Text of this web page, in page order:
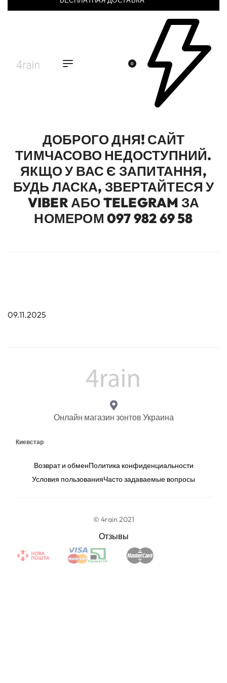
0
ДОБРОГО ДНЯ! САЙТ
ТИМЧАСОВО НЕДОСТУПНИЙ.
ЯКЩО У ВАС Є ЗАПИТАННЯ,
БУДЬ ЛАСКА, ЗВЕРТАЙТЕСЯ У
VIBER АБО TELEGRAM ЗА
НОМЕРОМ 097 982 69 58
09.11.2025
Онлайн магазин зонтов Украина
Киевстар
Возврат и обменПолитика конфиденциальности
Условия пользованияЧасто задаваемые вопросы
© 4rain 2021
Отзывы